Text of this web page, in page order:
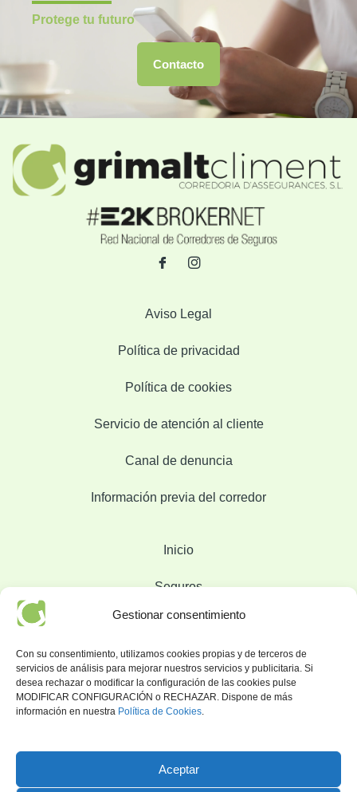
Gestionar consentimiento
Con su consentimiento, utilizamos cookies propias y de terceros de
servicios de análisis para mejorar nuestros servicios y publicitaria. Si
desea rechazar o modificar la configuración de las cookies pulse
MODIFICAR CONFIGURACIÓN o RECHAZAR. Dispone de más
información en nuestra Política de Cookies.
Aceptar
Protege tu futuro
Contacto
Aviso Legal
Política de privacidad
Política de cookies
Servicio de atención al cliente
Canal de denuncia
Información previa del corredor
Inicio
Seguros
Sobre Nosotros
Blog
Contacto
C/Xaló, 42, bajo A. 03740 Gata de Gorgos, Alicante